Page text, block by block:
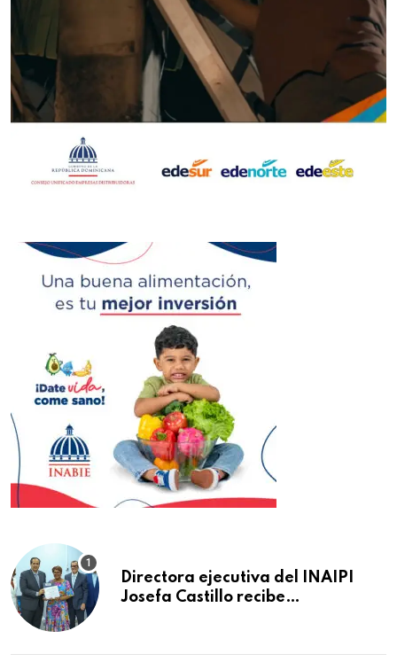
Directora ejecutiva del INAIPI
Josefa Castillo recibe